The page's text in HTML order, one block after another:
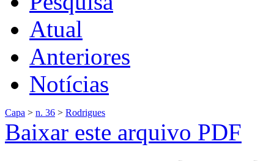
Atual
Anteriores
Notícias
Capa > n. 36 > Rodrigues
Baixar este arquivo PDF